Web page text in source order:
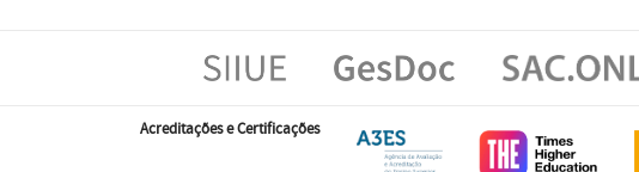
Acreditações e Certificações